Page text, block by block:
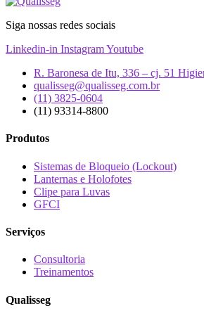
Siga nossas redes sociais
Linkedin-in InstagramYoutube
R. Baronesa de Itu, 336 – cj. 51
qualisseg@qualisseg.com.br
(11) 3825-0604
(11) 93314-8800
Produtos
Sistemas de Bloqueio (Lockout)
Lanternas e Holofotes
Clipe para Luvas
GFCI
Serviços
Consultoria
Treinamentos
Qualisseg